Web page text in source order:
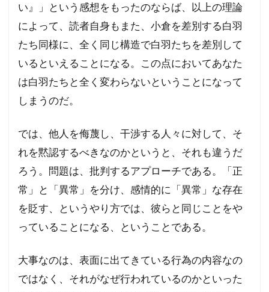
い』」という感想をもったのならば、以上の理論
によって、読者自身もまた、小倉を差別する白羽
たち同様に、全く同じ構造で白羽たちを差別して
いるといえることになる。この点においてあなた
は白羽たちと全く変わらないということになって
しまうのだ。
では、他人を侮蔑し、干渉する人々に対して、そ
れを黙認するべきなのかというと、それも違うだ
ろう。問題は、批判するアプローチである。「正
常」と「異常」を分け、感情的に「異常」な存在
を貶す、というやり方では、彼らと同じことをや
っていることになる、ということである。
大事なのは、表面に出てきている行為の内容なの
ではなく、それがなぜ行われているのかといった